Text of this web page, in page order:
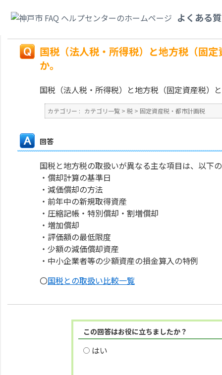
よくある
すか。
国税（法人税・所得税）と地方税（固
か。
国税（法人税・所得税）と地方税（固定資産税）
カテゴリー : カテゴリ一覧 > 税 > 固定資産税・都市計画税
回答
国税と地方税の取扱いが異なる主な項目は、以下
・償却計算の基準日
・減価償却の方法
・前年中の新規取得資産
・圧縮記帳・特別償却・割増償却
・増加償却
・評価額の最低限度
・少額の減価償却資産
・中小企業者等の少額資産の損金算入の特例
〇国税との取扱い比較一覧
この回答はお役に立ちましたか？
はい